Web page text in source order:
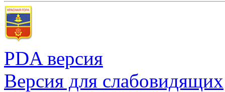
PDA версия
Версия для слабовидящих